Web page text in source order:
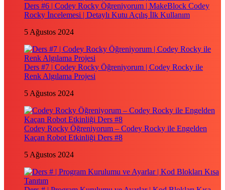
Ders #6 | Codey Rocky Öğreniyorum | MakeBlock Codey
Rocky İncelemesi | Detaylı Kutu Açılış İlk Kullanım
5 Ağustos 2024
Ders #7 | Codey Rocky Öğreniyorum | Codey Rocky ile
Renk Algılama Projesi
5 Ağustos 2024
Codey Rocky Öğreniyorum – Codey Rocky ile Engelden
Kaçan Robot Etkinliği Ders #8
5 Ağustos 2024